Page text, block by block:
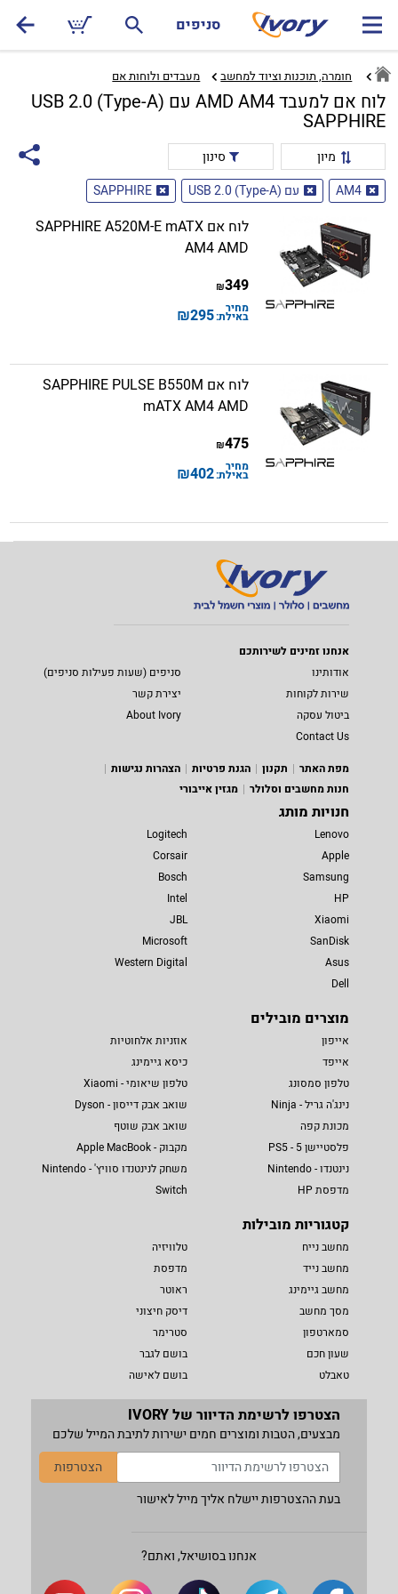
סניפים
חומרה, תוכנות וציוד למחשב מעבדים ולוחות אם‏
לוח אם למעבד AMD AM4 עם USB 2.0 (Type-A)
SAPPHIRE
מיון
סינון
AM4
עם USB 2.0 (Type-A) SAPPHIRE
לוח אם SAPPHIRE A520M-E mATX
AM4 AMD
349
₪
מחיר
באילת:295
₪
לוח אם SAPPHIRE PULSE B550M
mATX AM4 AMD
475
₪
מחיר
באילת:402
₪
אנחנו זמינים לשירותכם
אודותינו
סניפים (שעות פעילות סניפים)
שירות לקוחות
יצירת קשר
ביטול עסקה
About Ivory
Contact Us
מפת האתר
תקנון הגנת פרטיות
הצהרות נגישות
חנות מחשבים וסלולר
מגזין אייבורי
חנויות מותג
Lenovo
Apple
Samsung
HP
Xiaomi
SanDisk
Asus
Dell
Logitech
Corsair
Bosch
Intel
JBL
Microsoft
Western Digital
מוצרים מובילים
אייפון
אייפד
טלפון סמסונג
נינג'ה גריל - Ninja
מכונת קפה
פלסטיישן 5 - PS5
נינטנדו - Nintendo
מדפסת HP
אוזניות אלחוטיות
כיסא גיימינג
טלפון שיאומי - Xiaomi
שואב אבק דייסון - Dyson
שואב אבק שוטף
מקבוק - Apple MacBook
משחק לנינטנדו סוויץ' - Nintendo
Switch
קטגוריות מובילות
מחשב נייח
מחשב נייד
מחשב גיימינג
מסך מחשב
סמארטפון
שעון חכם
טאבלט
טלוויזיה
מדפסת
ראוטר
דיסק חיצוני
סטרימר
בושם לגבר
בושם לאישה
הצטרפו לרשימת הדיוור של IVORY
מבצעים, הטבות ומוצרים חמים ישירות לתיבת המייל שלכם
הצטרפות
בעת ההצטרפות יישלח אליך מייל לאישור
אנחנו בסושיאל, ואתם?